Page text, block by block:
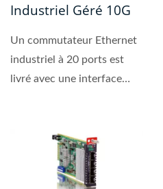
Industriel Géré 10G
Un commutateur Ethernet
industriel à 20 ports est
livré avec une interface